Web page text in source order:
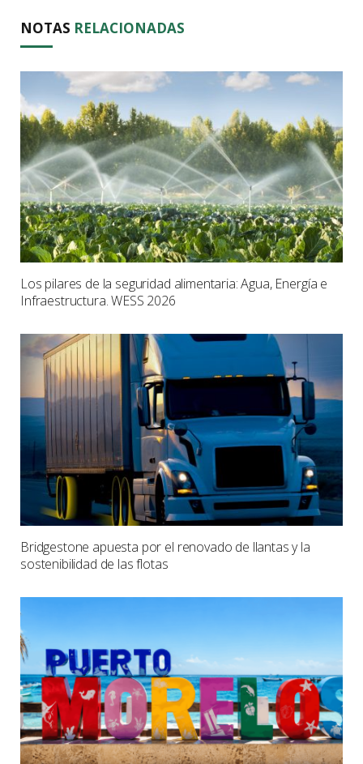
NOTAS RELACIONADAS
Los pilares de la seguridad alimentaria: Agua, Energía e
Infraestructura. WESS 2026
Bridgestone apuesta por el renovado de llantas y la
sostenibilidad de las flotas